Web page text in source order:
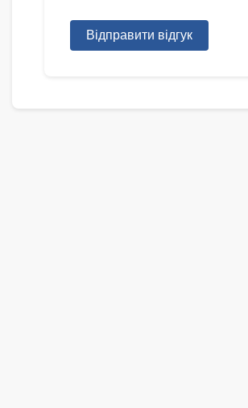
Відправити відгук